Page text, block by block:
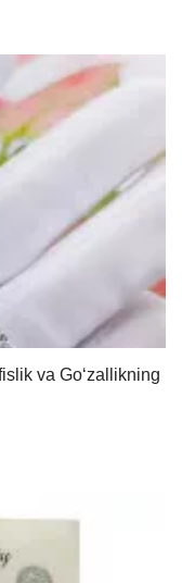
va Go‘zallikning